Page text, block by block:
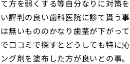
て方を弱くする等自分なりに対策
い評判の良い歯科医院に診て貰う
は無いもののかなり歯茎が下がっ
で口コミで探すとどうしても特に
ング剤を塗布した方が良いとの事